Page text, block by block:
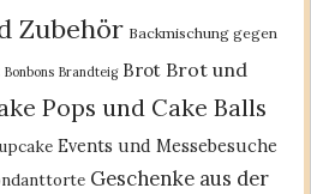
Zubehör Backmischung gegen
Bonbons Brandteig Brot Brot und
Pops und Cake Balls
Events und Messebesuche
Geschenke aus der